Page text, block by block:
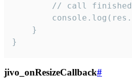
// call
    }
}
jivo_onResizeCallback#